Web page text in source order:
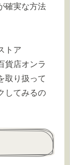
確実な方法
トア
貨店オンラ
取り扱って
してみるの